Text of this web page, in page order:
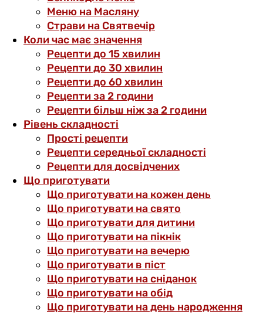
Меню на Масляну
Страви на Святвечір
Коли час має значення
Рецепти до 15 хвилин
Рецепти до 30 хвилин
Рецепти до 60 хвилин
Рецепти за 2 години
Рецепти більш ніж за 2 години
Рівень складності
Прості рецепти
Рецепти середньої складності
Рецепти для досвідчених
Що приготувати
Що приготувати на кожен день
Що приготувати на свято
Що приготувати для дитини
Що приготувати на пікнік
Що приготувати на вечерю
Що приготувати в піст
Що приготувати на сніданок
Що приготувати на обід
Що приготувати на день народження